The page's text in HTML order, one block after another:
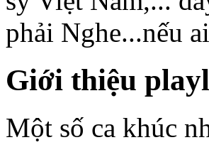
phải Nghe...nếu
Giới thiệu
Một số ca khúc